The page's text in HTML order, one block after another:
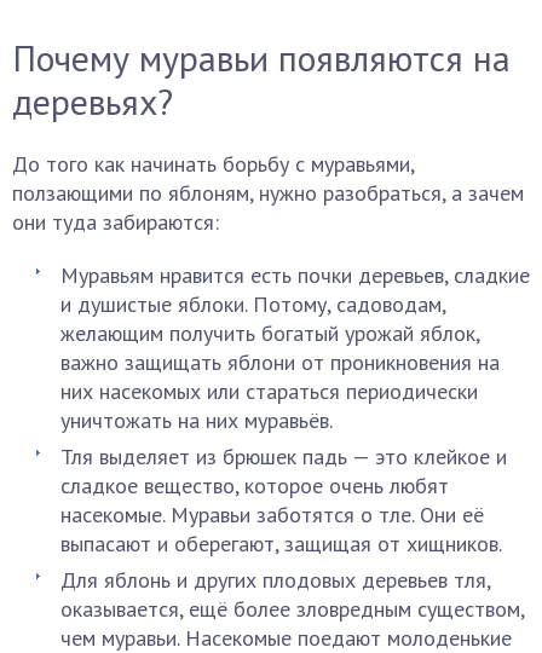
Почему муравьи появляются на
деревьях?
До того как начинать борьбу с муравьями,
ползающими по яблоням, нужно разобраться, а зачем
они туда забираются:
Муравьям нравится есть почки деревьев, сладкие
и душистые яблоки. Потому, садоводам,
желающим получить богатый урожай яблок,
важно защищать яблони от проникновения на
них насекомых или стараться периодически
уничтожать на них муравьёв.
Тля выделяет из брюшек падь — это клейкое и
сладкое вещество, которое очень любят
насекомые. Муравьи заботятся о тле. Они её
выпасают и оберегают, защищая от хищников.
Для яблонь и других плодовых деревьев тля,
оказывается, ещё более зловредным существом,
чем муравьи. Насекомые поедают молоденькие